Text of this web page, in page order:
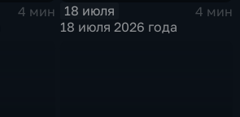
4 мин
18 июля
4 мин
18 июля 2026 года